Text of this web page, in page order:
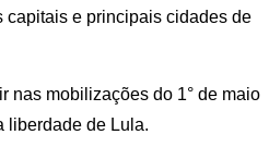
capitais e principais cidades de
nas mobilizações do 1° de maio
liberdade de Lula.